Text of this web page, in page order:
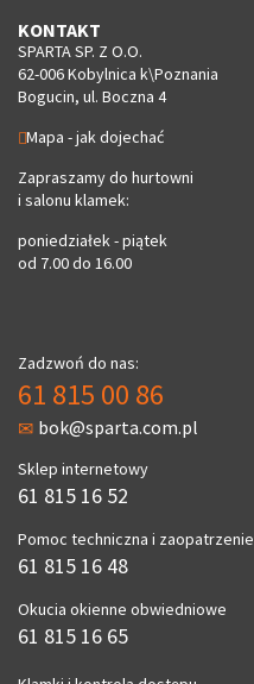
KONTAKT
SPARTA SP. Z O.O.
62-006 Kobylnica k\Poznania
Bogucin, ul. Boczna 4
Mapa - jak dojechać
Zapraszamy do hurtowni
i salonu klamek:
poniedziałek - piątek
od 7.00 do 16.00
Zadzwoń do nas:
61 815 00 86
bok@sparta.com.pl
Sklep internetowy
61 815 16 52
Pomoc techniczna i zaopatrzenie
61 815 16 48
Okucia okienne obwiedniowe
61 815 16 65